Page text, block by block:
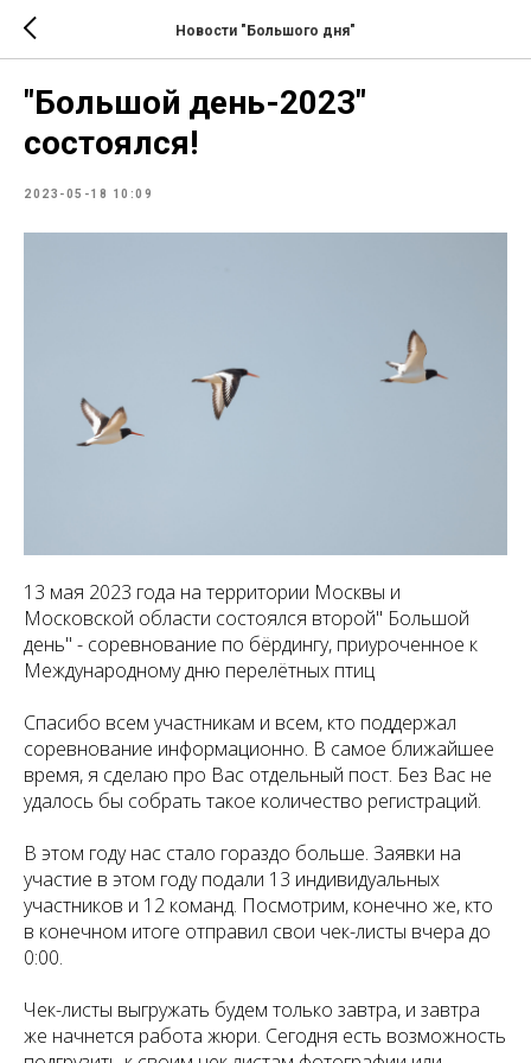
Новости "Большого дня"
"Большой день-2023"
состоялся!
2023-05-18 10:09
13 мая 2023 года на территории Москвы и
Московской области состоялся второй" Большой
день" - соревнование по бёрдингу, приуроченное к
Международному дню перелётных птиц
Спасибо всем участникам и всем, кто поддержал
соревнование информационно. В самое ближайшее
время, я сделаю про Вас отдельный пост. Без Вас не
удалось бы собрать такое количество регистраций.
В этом году нас стало гораздо больше. Заявки на
участие в этом году подали 13 индивидуальных
участников и 12 команд. Посмотрим, конечно же, кто
в конечном итоге отправил свои чек-листы вчера до
0:00.
Чек-листы выгружать будем только завтра, и завтра
же начнется работа жюри. Сегодня есть возможность